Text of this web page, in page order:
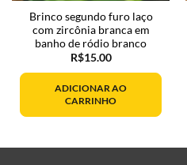
Brinco segundo furo laço
com zircônia branca em
banho de ródio branco
R$15.00
ADICIONAR AO
CARRINHO